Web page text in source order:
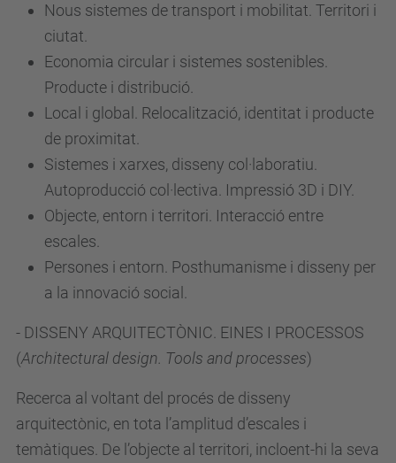
Nous sistemes de transport i mobilitat. Territori i
ciutat.
Economia circular i sistemes sostenibles.
Producte i distribució.
Local i global. Relocalització, identitat i producte
de proximitat.
Sistemes i xarxes, disseny col·laboratiu.
Autoproducció col·lectiva. Impressió 3D i DIY.
Objecte, entorn i territori. Interacció entre
escales.
Persones i entorn. Posthumanisme i disseny per
a la innovació social.
- DISSENY ARQUITECTÒNIC. EINES I PROCESSOS
(Architectural design. Tools and processes)
Recerca al voltant del procés de disseny
arquitectònic, en tota l’amplitud d’escales i
temàtiques. De l’objecte al territori, incloent-hi la seva